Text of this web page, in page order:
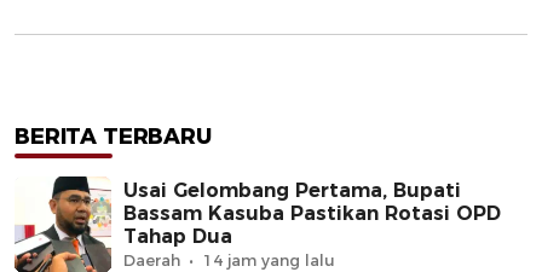
BERITA TERBARU
Usai Gelombang Pertama, Bupati
Bassam Kasuba Pastikan Rotasi OPD
Tahap Dua
Daerah 14 jam yang lalu